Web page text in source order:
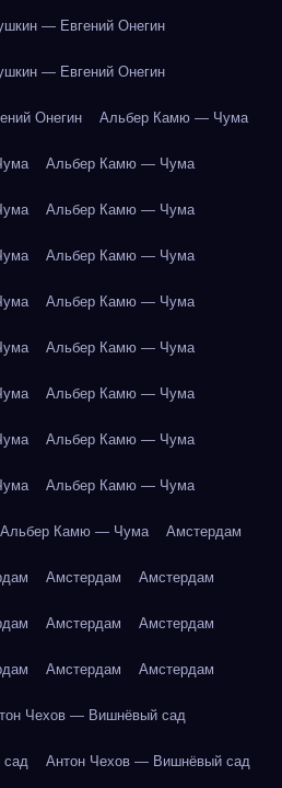
— Евгений Онегин
— Евгений Онегин
Онегин Альбер Камю — Чума
Альбер Камю — Чума
Альбер Камю — Чума
Альбер Камю — Чума
Альбер Камю — Чума
Альбер Камю — Чума
Альбер Камю — Чума
Альбер Камю — Чума
Альбер Камю — Чума
Альбер Камю — Чума Амстердам
Амстердам Амстердам
Амстердам Амстердам
Амстердам Амстердам
Чехов — Вишнёвый сад
сад Антон Чехов — Вишнёвый сад